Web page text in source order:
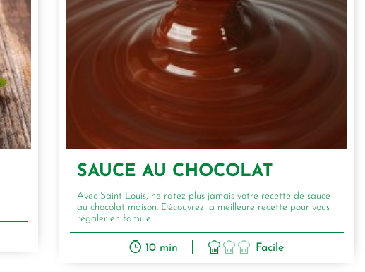
SAUCE AU CHOCOLAT
Avec Saint Louis, ne ratez plus jamais votre recette de sauce
au chocolat maison. Découvrez la meilleure recette pour vous
régaler en famille !
10 min Facile